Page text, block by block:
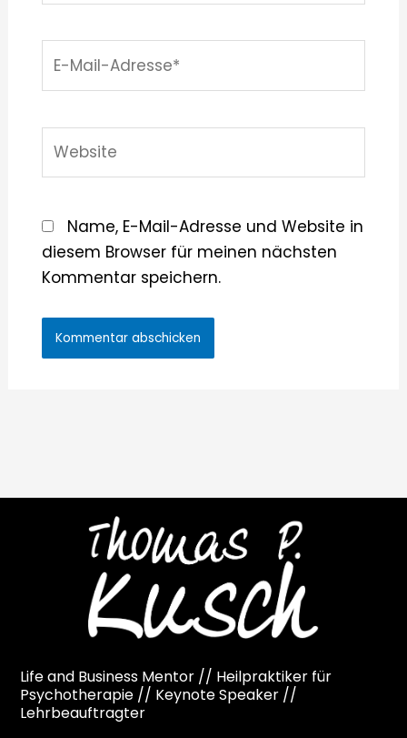
Mail-
Name, E-Mail-Adresse und Website in
diesem Browser für meinen nächsten
Kommentar speichern.
Life and Business Mentor // Heilpraktiker für
Psychotherapie // Keynote Speaker //
Lehrbeauftragter